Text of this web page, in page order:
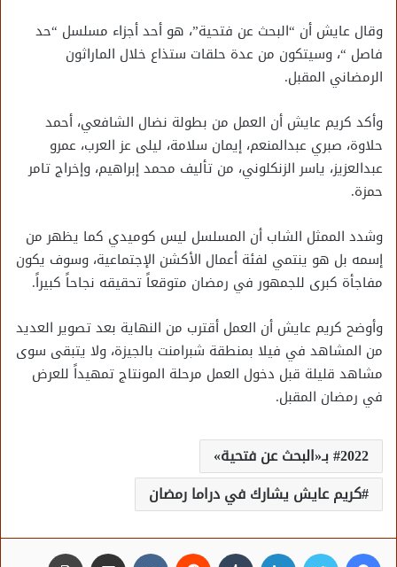
وقال عايش أن “البحث عن فتحية”، هو أحد أجزاء مسلسل “حد
فاصل “، وسيتكون من عدة حلقات ستذاع خلال الماراثون
الرمضاني المقبل.
وأكد كريم عايش أن العمل من بطولة نضال الشافعي، أحمد
حلاوة، صبري عبدالمنعم، إيمان سلامة، ليلى عز العرب، عمرو
عبدالعزيز، ياسر الزنكلوني، من تأليف محمد إبراهيم، وإخراج تامر
حمزة.
وشدد الممثل الشاب أن المسلسل ليس كوميدي كما يظهر من
إسمه بل هو ينتمي لفئة أعمال الأكشن الإجتماعية، وسوف يكون
مفاجأة كبرى للجمهور في رمضان متوقعاً تحقيقه نجاحاً كبيراً.
وأوضح كريم عايش أن العمل أقترب من النهاية بعد تصوير العديد
من المشاهد في فيلا بمنطقة شبرامنت بالجيزة، ولا يتبقى سوى
مشاهد قليلة قبل دخول العمل مرحلة المونتاج تمهيداً للعرض
في رمضان المقبل.
2022 بـ«البحث عن فتحية»
كريم عايش يشارك في دراما رمضان
فيسبوك تويتر لينكدإن مشاركة عبر البريد